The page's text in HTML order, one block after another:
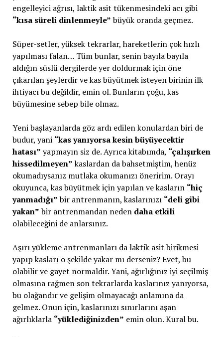
engelleyici ağrısı, laktik asit tükenmesindeki acı gibi
“kısa süreli dinlenmeyle”büyük oranda geçmez.
Süper-setler, yüksek tekrarlar, hareketlerin çok hızlı
yapılması falan… Tüm bunlar, senin bayıla bayıla
aldığın süslü dergilerde yer doldurmak için öne
çıkarılan şeylerdir ve kas büyütmek isteyen birinin ilk
ihtiyacı bu değildir, emin ol. Bunların çoğu, kas
büyümesine sebep bile olmaz.
Yeni başlayanlarda göz ardı edilen konulardan biri de
budur, yani “kas yanıyorsa kesin büyüyecektir
hatası” yapmayın siz de. Ayrıca kitabımda, “çalışırken
hissedilmeyen”kaslardan da bahsetmiştim, henüz
okumadıysanız mutlaka okumanızı öneririm. Orayı
okuyunca, kas büyütmek için yapılan ve kasların “hiç
yanmadığı”bir antrenmanın, kaslarınızı “deli gibi
yakan”bir antrenmandan neden daha etkili
olabileceğini de anlarsınız.
Aşırı yükleme antrenmanları da laktik asit birikmesi
yapıp kasları o şekilde yakar mı derseniz? Evet, bu
olabilir ve gayet normaldir. Yani, ağırlığınız iyi seçilmiş
olmasına rağmen son tekrarlarda kaslarınız yanıyorsa,
bu olağandır ve gelişim olmayacağı anlamına da
gelmez. Onun için, kaslarınızı sınırlarını aşan
ağırlıklarla “yüklediğinizden” emin olun. Kural bu.